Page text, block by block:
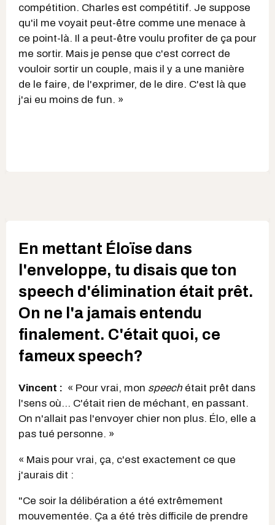
compétition. Charles est compétitif. Je suppose
qu'il me voyait peut-être comme une menace à
ce point-là. Il a peut-être voulu profiter de ça pour
me sortir. Mais je pense que c'est correct de
vouloir sortir un couple, mais il y a une manière
de le faire, de l'exprimer, de le dire. C'est là que
j'ai eu moins de fun. »
En mettant Éloïse dans
l'enveloppe, tu disais que ton
speech d'élimination était prêt.
On ne l'a jamais entendu
finalement. C'était quoi, ce
fameux speech?
Vincent : « Pour vrai, mon speechétait prêt dans
l'sens où... C'était rien de méchant, en passant.
On n'allait pas l'envoyer chier non plus. Élo, elle a
pas tué personne. »
« Mais pour vrai, ça, c'est exactement ce que
j'aurais dit :
"Ce soir la délibération a été extrêmement
mouvementée. Ça a été très difficile de prendre